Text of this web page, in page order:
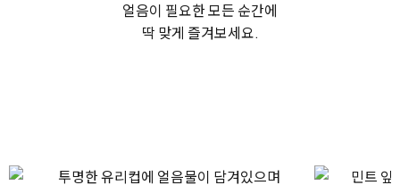
얼음이 필요한 모든 순간에
딱 맞게 즐겨보세요.